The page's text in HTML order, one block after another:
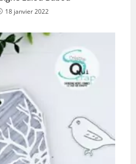
18 janvier 2022